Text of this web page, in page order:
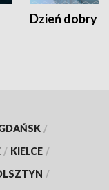
Dzień dobry
/
/ KIELCE /
/